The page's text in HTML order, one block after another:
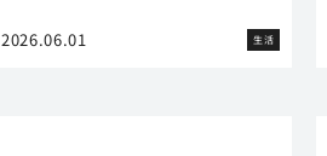
2026.06.01 生活